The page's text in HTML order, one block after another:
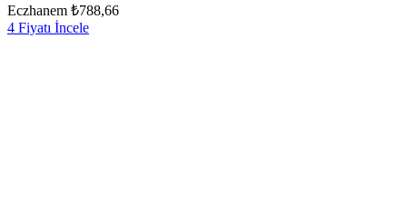
Eczhanem ₺788,66
4 Fiyatı İncele